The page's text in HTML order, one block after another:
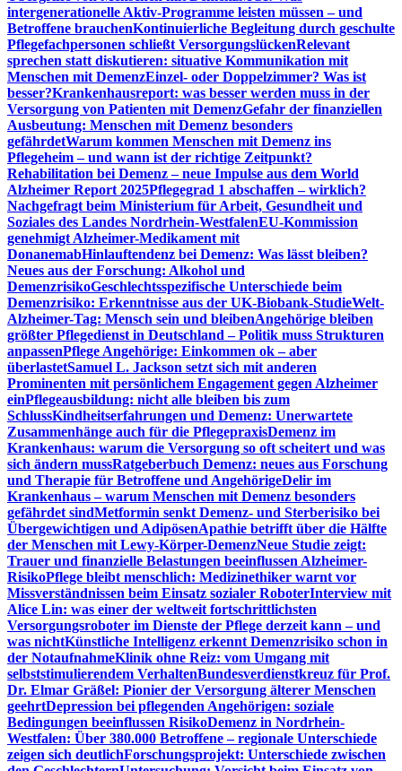
intergenerationelle Aktiv-Programme leisten müssen – und
Betroffene brauchenKontinuierliche Begleitung durch geschulte
Pflegefachpersonen schließt VersorgungslückenRelevant
sprechen statt diskutieren: situative Kommunikation mit
Menschen mit DemenzEinzel- oder Doppelzimmer? Was ist
besser?Krankenhausreport: was besser werden muss in der
Versorgung von Patienten mit DemenzGefahr der finanziellen
Ausbeutung: Menschen mit Demenz besonders
gefährdetWarum kommen Menschen mit Demenz ins
Pflegeheim – und wann ist der richtige Zeitpunkt?
Rehabilitation bei Demenz – neue Impulse aus dem World
Alzheimer Report 2025Pflegegrad 1 abschaffen – wirklich?
Nachgefragt beim Ministerium für Arbeit, Gesundheit und
Soziales des Landes Nordrhein-WestfalenEU-Kommission
genehmigt Alzheimer-Medikament mit
DonanemabHinlauftendenz bei Demenz: Was lässt bleiben?
Neues aus der Forschung: Alkohol und
DemenzrisikoGeschlechtsspezifische Unterschiede beim
Demenzrisiko: Erkenntnisse aus der UK-Biobank-StudieWelt-
Alzheimer-Tag: Mensch sein und bleibenAngehörige bleiben
größter Pflegedienst in Deutschland – Politik muss Strukturen
anpassenPflege Angehörige: Einkommen ok – aber
überlastetSamuel L. Jackson setzt sich mit anderen
Prominenten mit persönlichem Engagement gegen Alzheimer
einPflegeausbildung: nicht alle bleiben bis zum
SchlussKindheitserfahrungen und Demenz: Unerwartete
Zusammenhänge auch für die PflegepraxisDemenz im
Krankenhaus: warum die Versorgung so oft scheitert und was
sich ändern mussRatgeberbuch Demenz: neues aus Forschung
und Therapie für Betroffene und AngehörigeDelir im
Krankenhaus – warum Menschen mit Demenz besonders
gefährdet sindMetformin senkt Demenz- und Sterberisiko bei
Übergewichtigen und AdipösenApathie betrifft über die Hälfte
der Menschen mit Lewy-Körper-DemenzNeue Studie zeigt:
Trauer und finanzielle Belastungen beeinflussen Alzheimer-
RisikoPflege bleibt menschlich: Medizinethiker warnt vor
Missverständnissen beim Einsatz sozialer RoboterInterview mit
Alice Lin: was einer der weltweit fortschrittlichsten
Versorgungsroboter im Dienste der Pflege derzeit kann – und
was nichtKünstliche Intelligenz erkennt Demenzrisiko schon in
der NotaufnahmeKlinik ohne Reiz: vom Umgang mit
selbststimulierendem VerhaltenBundesverdienstkreuz für Prof.
Dr. Elmar Gräßel: Pionier der Versorgung älterer Menschen
geehrtDepression bei pflegenden Angehörigen: soziale
Bedingungen beeinflussen RisikoDemenz in Nordrhein-
Westfalen: Über 380.000 Betroffene – regionale Unterschiede
zeigen sich deutlichForschungsprojekt: Unterschiede zwischen